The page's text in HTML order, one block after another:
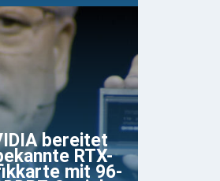
bereitet
RTX-
mit 96-